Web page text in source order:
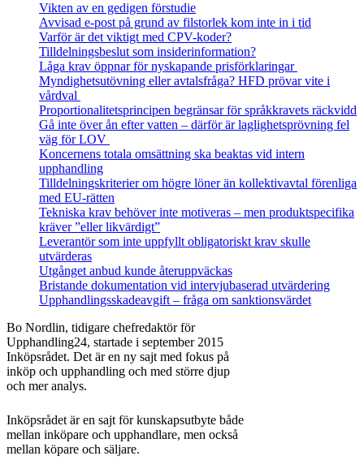
Vikten av en gedigen förstudie
Avvisad e-post på grund av filstorlek kom inte in i tid
Varför är det viktigt med CPV-koder?
Tilldelningsbeslut som insiderinformation?
Låga krav öppnar för nyskapande prisförklaringar
Myndighetsutövning eller avtalsfråga? HFD prövar vite i
vårdval
Proportionalitetsprincipen begränsar för språkkravets räckvidd
Gå inte över ån efter vatten – därför är laglighetsprövning fel
väg för LOV
Koncernens totala omsättning ska beaktas vid intern
upphandling
Tilldelningskriterier om högre löner än kollektivavtal förenliga
med EU‑rätten
Tekniska krav behöver inte motiveras – men produktspecifika
kräver ”eller likvärdigt”
Leverantör som inte uppfyllt obligatoriskt krav skulle
utvärderas
Utgånget anbud kunde återuppväckas
Bristande dokumentation vid intervjubaserad utvärdering
Upphandlingsskadeavgift – fråga om sanktionsvärdet
Bo Nordlin, tidigare chefredaktör för
Upphandling24, startade i september 2015
Inköpsrådet. Det är en ny sajt med fokus på
inköp och upphandling och med större djup
och mer analys.
Inköpsrådet är en sajt för kunskapsutbyte både
mellan inköpare och upphandlare, men också
mellan köpare och säljare.